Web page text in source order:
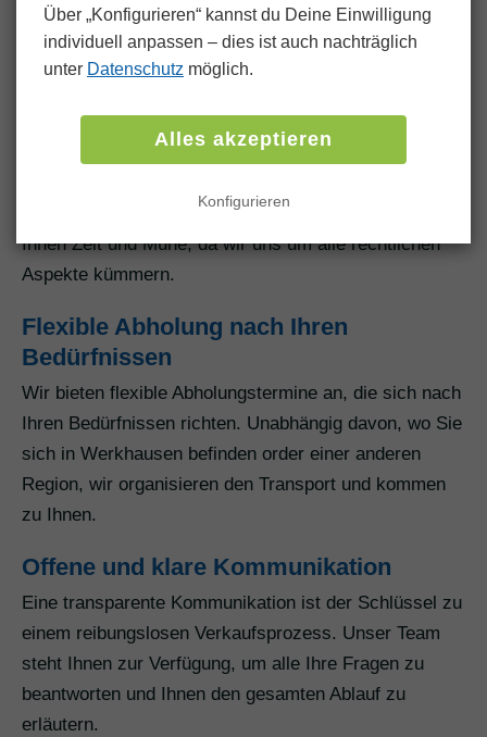
persönlich vor Ort sein zu müssen.
Unterstützung bei bürokratischen
Formalitäten
Wenn Sie sich für den Autoankauf über uns
Formalitäten, einschließlich der Abmeldung. Das spart
Ihnen Zeit und Mühe, da wir uns um alle rechtlichen
Aspekte kümmern.
Flexible Abholung nach Ihren
Bedürfnissen
Wir bieten flexible Abholungstermine an, die sich nach
Ihren Bedürfnissen richten. Unabhängig davon, wo Sie
sich in Werkhausen befinden order einer anderen
Region, wir organisieren den Transport und kommen
zu Ihnen.
Offene und klare Kommunikation
Eine transparente Kommunikation ist der Schlüssel zu
einem reibungslosen Verkaufsprozess. Unser Team
steht Ihnen zur Verfügung, um alle Ihre Fragen zu
beantworten und Ihnen den gesamten Ablauf zu
erläutern.
Über „Konfigurieren“ kannst du Deine Einwilligung
individuell anpassen ‒ dies ist auch nachträglich
unter Datenschutz möglich.
Alles akzeptieren
Konfigurieren